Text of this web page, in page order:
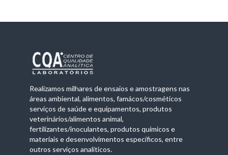
Realizamos milhares de ensaios e amostragens nas
áreas ambiental, alimentos, famácos/cosméticos
serviços de saúde e equipamentos, produtos
veterinários/alimentos animal,
fertilizantes/inoculantes, produtos químicos e
materiais e desenvolvimentos específicos, entre
outros serviços analíticos.